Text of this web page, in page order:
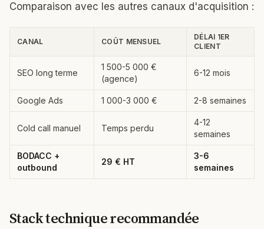
Comparaison avec les autres canaux d'acquisition :
CANAL COÛT MENSUEL
DÉLAI 1ER
CLIENT
SEO long terme
1 500-5 000 €
(agence)
6-12 mois
Google Ads 1 000-3 000 € 2-8 semaines
Cold call manuel Temps perdu
4-12
semaines
BODACC +
outbound
29 € HT
3-6
semaines
Stack technique recommandée